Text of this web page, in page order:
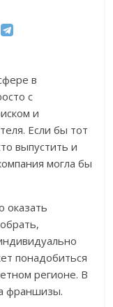
в
с
и
Если бы тот
выпустить и
могла бы
оказать
понадобиться
регионе. В
франшизы.